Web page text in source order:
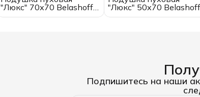
"Люкс" 70х70 Belashoff с
бортиком
"Люкс" 50х70
бортиком
Подпишитесь на наши